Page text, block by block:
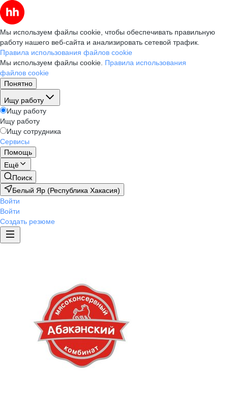
Мы используем файлы cookie, чтобы обеспечивать правильную
работу нашего веб-сайта и анализировать сетевой трафик.
Правила использования файлов cookie
Мы используем файлы cookie. Правила использования
файлов cookie
Понятно
Ищу работу
Ищу работу
Ищу работу
Ищу сотрудника
Сервисы
Помощь
Ещё
Поиск
Белый Яр (Республика Хакасия)
Войти
Войти
Создать резюме